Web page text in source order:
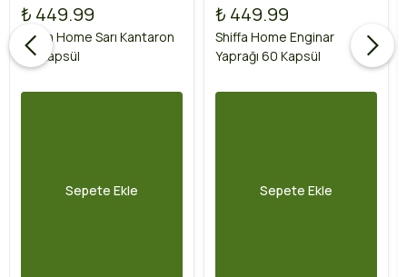
₺ 449.99
Shiffa Home Sarı Kantaron
60 Kapsül
Sepete Ekle
₺ 449.99
Shiffa Home Enginar
Yaprağı 60 Kapsül
Sepete Ekle